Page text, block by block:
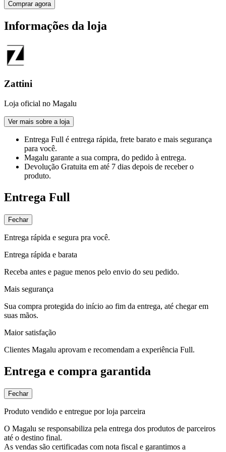
Comprar agora
Informações da loja
Zattini
Loja oficial no Magalu
Ver mais sobre a loja
Entrega Full é entrega rápida, frete barato e mais segurança
para você.
Magalu garante a sua compra, do pedido à entrega.
Devolução Gratuita em até 7 dias depois de receber o
produto.
Entrega Full
Fechar
Entrega rápida e segura pra você.
Entrega rápida e barata
Receba antes e pague menos pelo envio do seu pedido.
Mais segurança
Sua compra protegida do início ao fim da entrega, até chegar em
suas mãos.
Maior satisfação
Clientes Magalu aprovam e recomendam a experiência Full.
Entrega e compra garantida
Fechar
Produto vendido e entregue por loja parceira
O Magalu se responsabiliza pela entrega dos produtos de parceiros
até o destino final.
As vendas são certificadas com nota fiscal e garantimos a